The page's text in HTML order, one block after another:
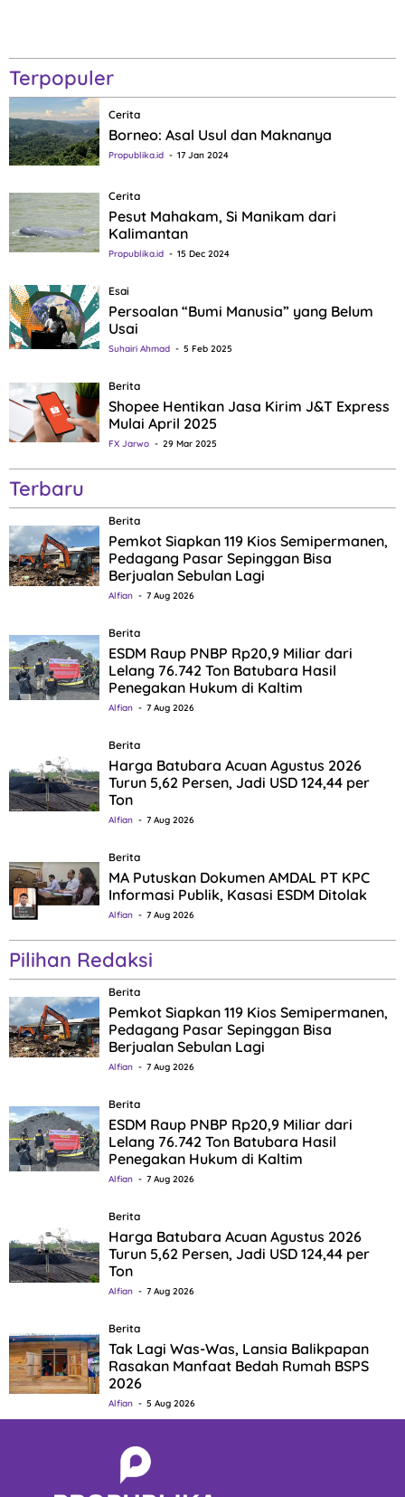
Terpopuler
Cerita
Borneo: Asal Usul dan Maknanya
Propublika.id 17 Jan 2024
Cerita
Pesut Mahakam, Si Manikam dari
Kalimantan
Propublika.id 15 Dec 2024
Esai
Persoalan “Bumi Manusia” yang Belum
Usai
Suhairi Ahmad 5 Feb 2025
Berita
Shopee Hentikan Jasa Kirim J&T Express
Mulai April 2025
FX Jarwo 29 Mar 2025
Terbaru
Berita
Pemkot Siapkan 119 Kios Semipermanen,
Pedagang Pasar Sepinggan Bisa
Berjualan Sebulan Lagi
Alfian 7 Aug 2026
Berita
ESDM Raup PNBP Rp20,9 Miliar dari
Lelang 76.742 Ton Batubara Hasil
Penegakan Hukum di Kaltim
Alfian 7 Aug 2026
Berita
Harga Batubara Acuan Agustus 2026
Turun 5,62 Persen, Jadi USD 124,44 per
Ton
Alfian 7 Aug 2026
Berita
MA Putuskan Dokumen AMDAL PT KPC
Informasi Publik, Kasasi ESDM Ditolak
Alfian 7 Aug 2026
Pilihan Redaksi
Berita
Pemkot Siapkan 119 Kios Semipermanen,
Pedagang Pasar Sepinggan Bisa
Berjualan Sebulan Lagi
Alfian 7 Aug 2026
Berita
ESDM Raup PNBP Rp20,9 Miliar dari
Lelang 76.742 Ton Batubara Hasil
Penegakan Hukum di Kaltim
Alfian 7 Aug 2026
Berita
Harga Batubara Acuan Agustus 2026
Turun 5,62 Persen, Jadi USD 124,44 per
Ton
Alfian 7 Aug 2026
Berita
Tak Lagi Was-Was, Lansia Balikpapan
Rasakan Manfaat Bedah Rumah BSPS
2026
Alfian 5 Aug 2026